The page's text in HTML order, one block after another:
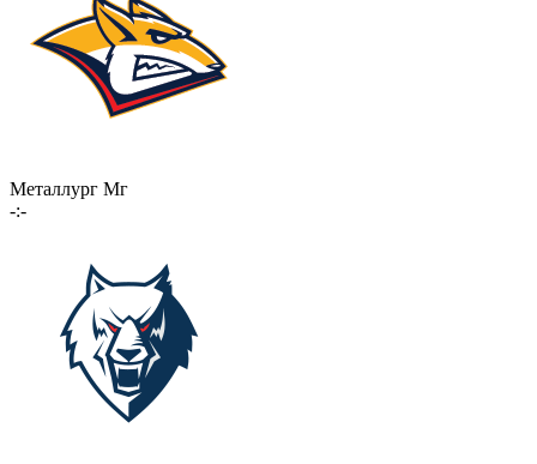
Металлург Мг
-:-